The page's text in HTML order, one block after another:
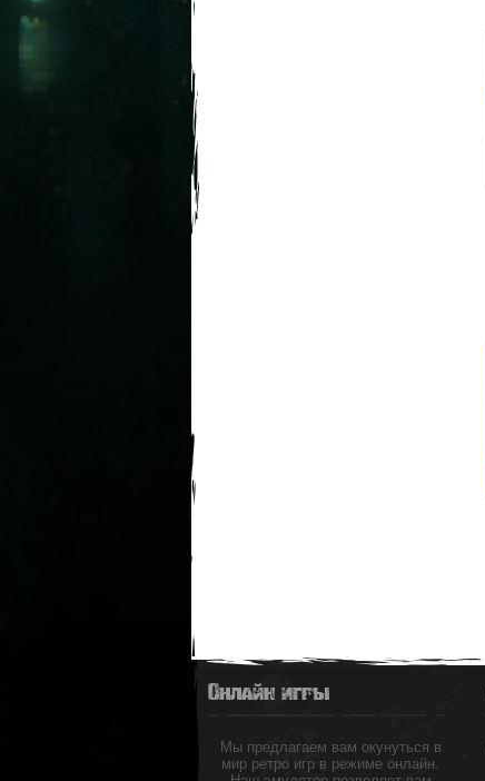
Онлайн игры
Мы предлагаем вам окунуться в
мир ретро игр в режиме онлайн.